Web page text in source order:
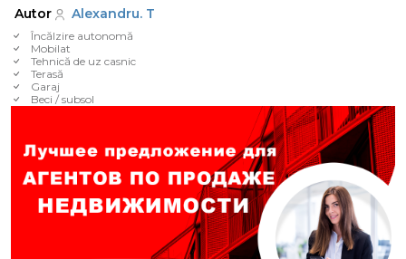
Autor
Alexandru. T
Încălzire autonomă
Mobilat
Tehnică de uz casnic
Terasă
Garaj
Beci / subsol